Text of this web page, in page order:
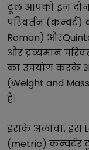
टूल आपको इन
परिवर्तन
Roman) और
और द्रव्यमान
का उपयोग करके
(Weight and
हैं।
इसके अलावा, इस
(metric)